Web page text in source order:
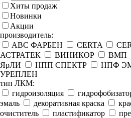
Хиты продаж
Новинки
Акции
производитель:
ABC ФАРБЕН
CERTA
АСТРАТЕК
ВИНИКОР ВМП
ЯрЛИ
НПП СПЕКТР НПФ
УРЕПЛЕН
тип ЛКМ:
гидроизоляция
эмаль
декоративная краска
очиститель
пластификатор